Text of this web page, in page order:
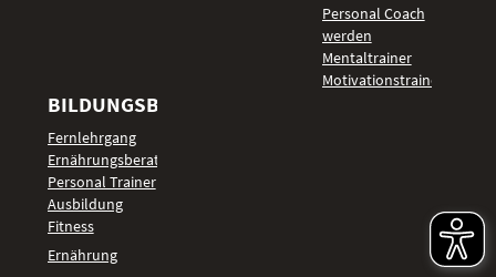
Personal Coach
werden
Mentaltrainer
Motivationstrainer
BILDUNGSBEREICHE
Fernlehrgang
Ernährungsberater
Personal Trainer
Ausbildung
Fitness
Ernährung